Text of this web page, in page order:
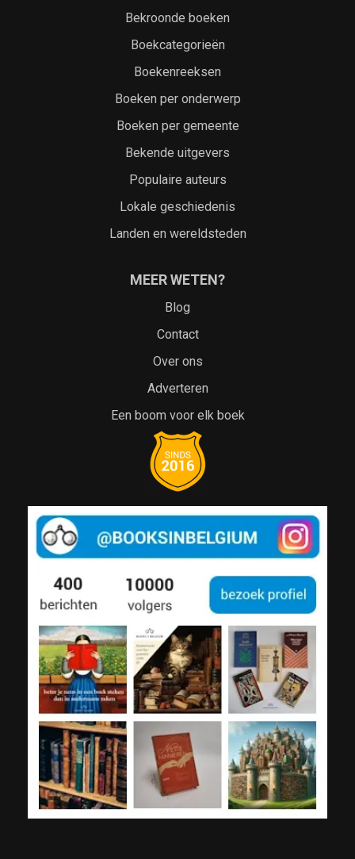
Bekroonde boeken
Boekcategorieën
Boekenreeksen
Boeken per onderwerp
Boeken per gemeente
Bekende uitgevers
Populaire auteurs
Lokale geschiedenis
Landen en wereldsteden
MEER WETEN?
Blog
Contact
Over ons
Adverteren
Een boom voor elk boek